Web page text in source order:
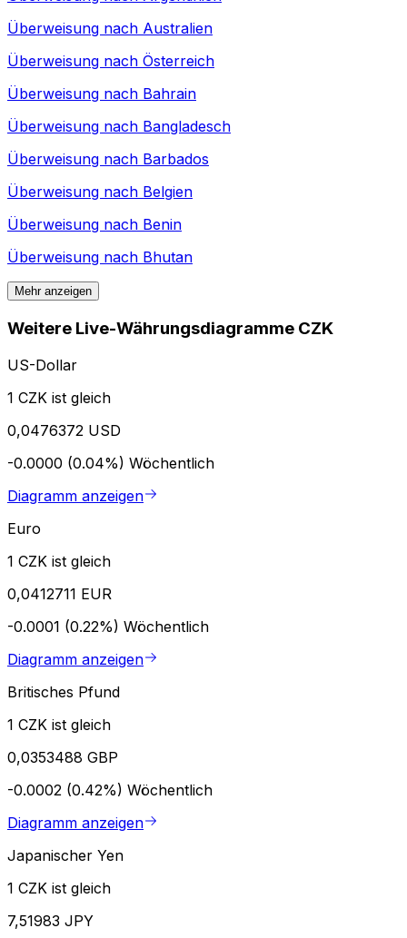
Überweisung nach Australien
Überweisung nach Österreich
Überweisung nach Bahrain
Überweisung nach Bangladesch
Überweisung nach Barbados
Überweisung nach Belgien
Überweisung nach Benin
Überweisung nach Bhutan
Mehr anzeigen
Weitere Live-Währungsdiagramme CZK
US-Dollar
1 CZK ist gleich
0,0476372 USD
-0.0000 (0.04%) Wöchentlich
Diagramm anzeigen
Euro
1 CZK ist gleich
0,0412711 EUR
-0.0001 (0.22%) Wöchentlich
Diagramm anzeigen
Britisches Pfund
1 CZK ist gleich
0,0353488 GBP
-0.0002 (0.42%) Wöchentlich
Diagramm anzeigen
Japanischer Yen
1 CZK ist gleich
7,51983 JPY